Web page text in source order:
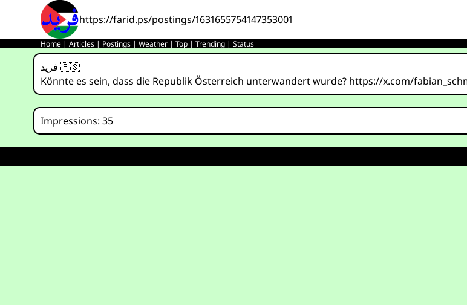
https://farid.ps/postings/1631655754147353001
Home |Articles | Postings |Weather |Top |Trending |Status
فريد 🇵🇸
Könnte es sein, dass die Republik Österreich unterwandert wurde? https://x.com/
Impressions: 35